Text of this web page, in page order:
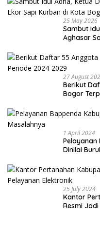
25 May 2026
Sambut
Aghasar
27 August
Berikut
Bogor
1 April 2024
Dinilai
25 July 2024
Kantor
Resmi